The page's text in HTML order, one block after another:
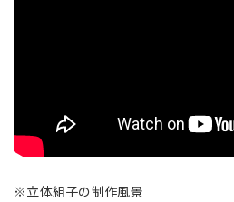
※立体組子の制作風景